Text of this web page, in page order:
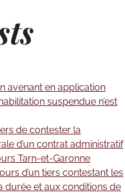
avenant en application
suspendue n’est
de contester la
d’un contrat administratif
Tarn-et-Garonne
d’un tiers contestant les
durée et aux conditions de